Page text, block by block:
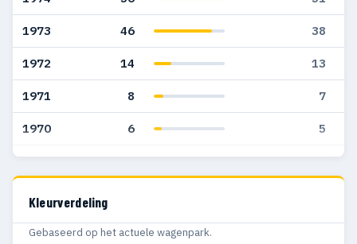
1973 46 38
1972 14 13
1971 8 7
1970 6 5
1969 4 4
1966 1 2
Kleurverdeling
Gebaseerd op het actuele wagenpark.